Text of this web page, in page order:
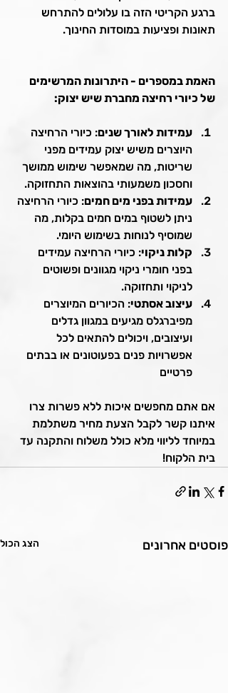
ברגע הקריטי הזה בו עלולים להתרחש
תאונות ופציעות במוסדות החינוך.
האמת במספרים - היתרונות המרשימים
של כיורי רחיצה מחברת שיש יצוק:
עמידות לאורך שנים: כיורי הרחיצה
היוצרים משיש יצוק עמידים מפני
שריטות, מה שמאפשר שימוש ממושך
וחסכון משמעותי בהוצאות התחזוקה.
עמידות בפני מים חמים: כיורי הרחיצה
ניתן לשטוף במים חמים בקלות, מה
שמוסיף לנוחות בשימוש היומי.
קלות ניקוי: כיורי הרחיצה עמידים
בפני חומרי ניקוי מגוונים ופשוטים
לניקוי ותחזוקה.
עיצוב אסתטי: הכיורים המיוצרים
מפיברגלס מגיעים במגוון גדלים
ועיצובים, ויכולים להתאים לכל
אפשרויות פנים בפעוטונים או בבתים
פרטיים
אם אתם מחפשים איכות ללא פשרות צרו
איתנו קשר לקבל הצעת מחיר משתלמת
במיוחד לליווי מלא כולל משלוח והתקנה עד
בית הלקוח!
פוסטים אחרונים הצג הכול